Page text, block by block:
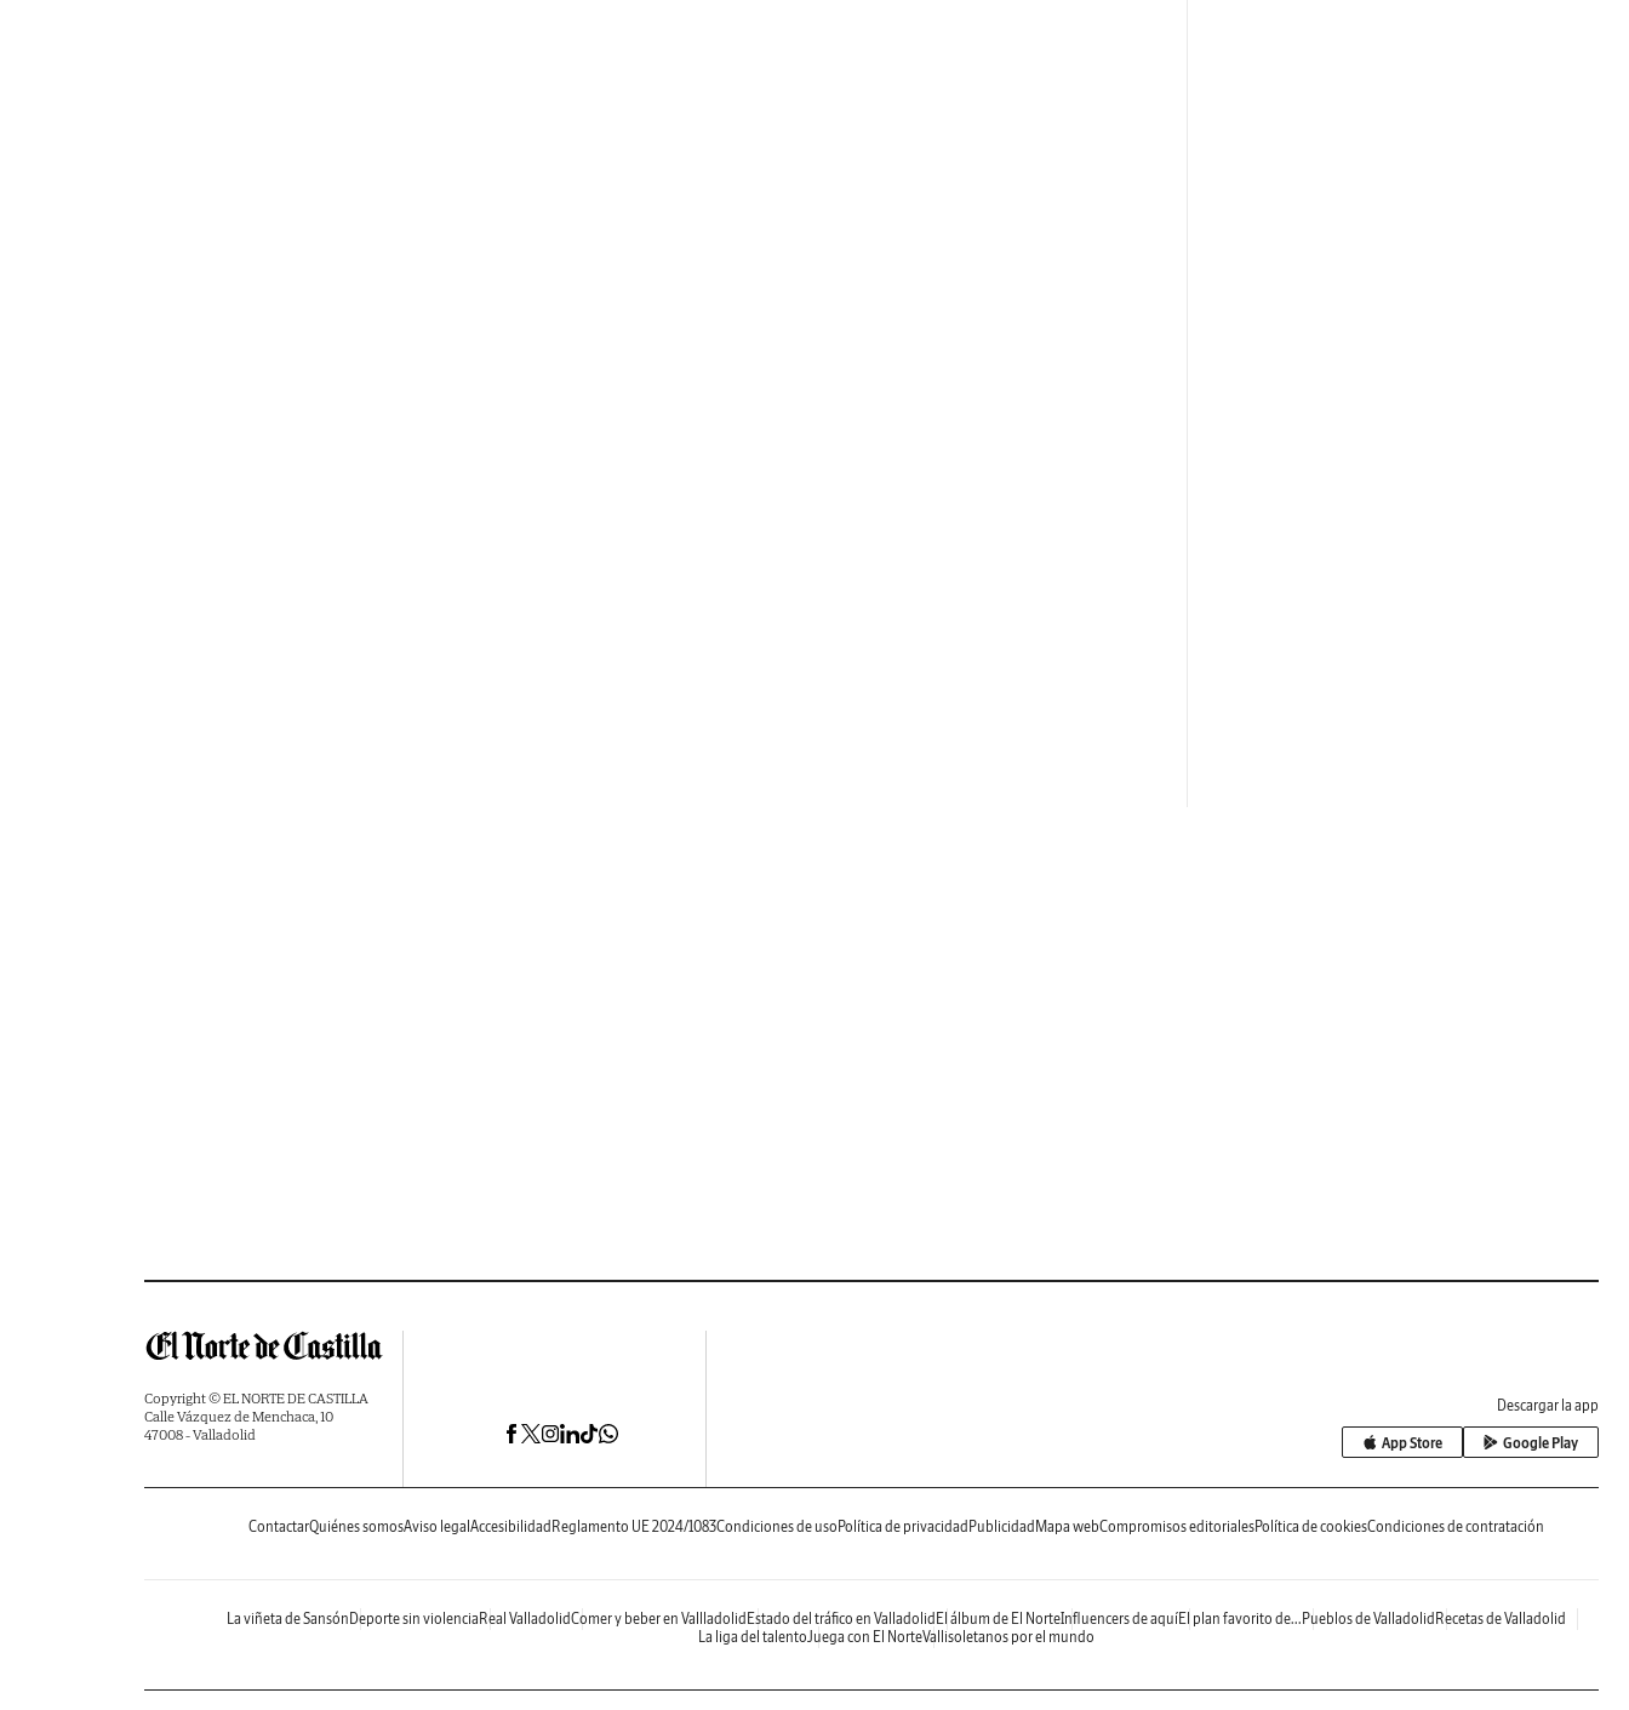
Copyright © EL NORTE DE CASTILLA
Calle Vázquez de Menchaca, 10
47008 - Valladolid
Descargar la app
App Store Google Play
ContactarQuiénes somosAviso legal Accesibilidad Reglamento UE 2024/1083Condiciones de uso Política de privacidad Publicidad Mapa webCompromisos editorialesPolítica de cookiesCondiciones de contratación
La viñeta de Sansón Deporte sin violencia Real ValladolidComer y beber en Vallladolid Estado del tráfico en Valladolid El álbum de El NorteInfluencers de aquíEl plan favorito de... Pueblos de Valladolid Recetas de Valladolid
La liga del talentoJuega con El NorteVallisoletanos por el mundo